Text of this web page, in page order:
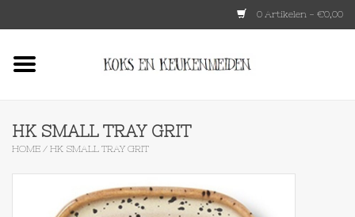
0 Artikelen - €0,00
Tokyo design
HK SMALL TRAY GRIT
HOME / HK SMALL TRAY GRIT